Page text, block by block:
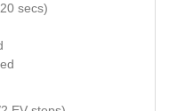
secs)